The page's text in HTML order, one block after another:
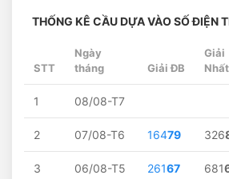
THỐNG KÊ CẦU DỰA VÀO SỐ ĐIỆN
STT
Ngày
tháng
Giải ĐB
Giải
Nhất
1 08/08-T7
2 07/08-T6 16479 326
3 06/08-T5 26167 681